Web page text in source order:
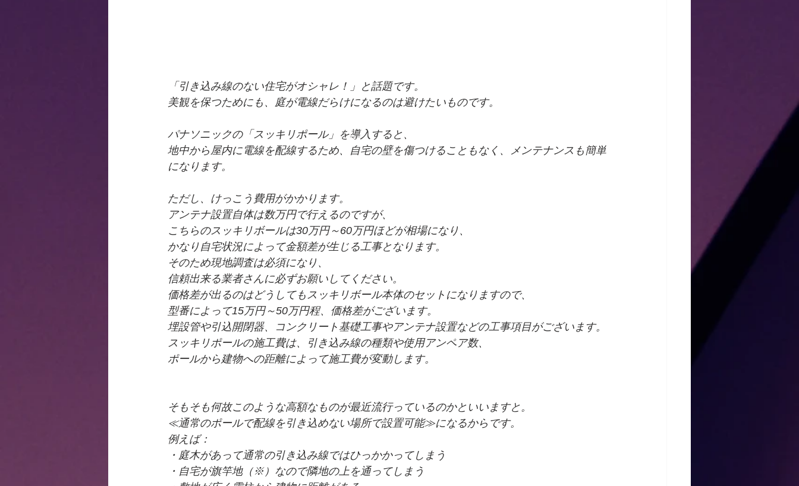
「引き込み線のない住宅がオシャレ！」と話題です。
美観を保つためにも、庭が電線だらけになるのは避けたいものです。
パナソニックの「スッキリポール」を導入すると、
地中から屋内に電線を配線するため、自宅の壁を傷つけることもなく、メンテナンスも簡単
になります。
ただし、けっこう費用がかかります。
アンテナ設置自体は数万円で行えるのですが、
こちらのスッキリボールは30万円～60万円ほどが相場になり、
かなり自宅状況によって金額差が生じる工事となります。
そのため現地調査は必須になり、
信頼出来る業者さんに必ずお願いしてください。
価格差が出るのはどうしてもスッキリボール本体のセットになりますので、
型番によって15万円～50万円程、価格差がございます。
埋設管や引込開閉器、コンクリート基礎工事やアンテナ設置などの工事項目がございます。
スッキリポールの施工費は、引き込み線の種類や使用アンペア数、
ポールから建物への距離によって施工費が変動します。
そもそも何故このような高額なものが最近流行っているのかといいますと。
≪通常のポールで配線を引き込めない場所で設置可能≫になるからです。
例えば：
・庭木があって通常の引き込み線ではひっかかってしまう
・自宅が旗竿地（※）なので隣地の上を通ってしまう